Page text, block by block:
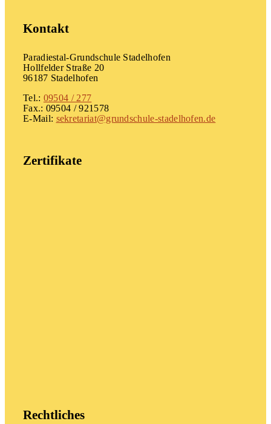
Kontakt
Paradiestal-Grundschule Stadelhofen
Hollfelder Straße 20
96187 Stadelhofen
Tel.: 09504 / 277
Fax.: 09504 / 921578
E-Mail: sekretariat@grundschule-stadelhofen.de
Zertifikate
Rechtliches